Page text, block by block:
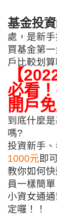
基金投資
處，是新
買基金第
戶比較划
【
必看
開戶
到底什麼
嗎?
投資新手、
1000元即
教你如何
員一樣簡單
小資女通通
定囉！！